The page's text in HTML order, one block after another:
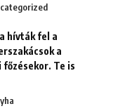
hívták fel a
a
Te is